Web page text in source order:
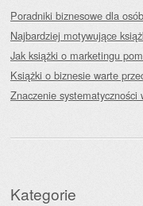
Poradniki biznesowe dla
Najbardziej motywujące
Jak książki o marketingu
Książki o biznesie warte
Znaczenie systematyczności
Kategorie